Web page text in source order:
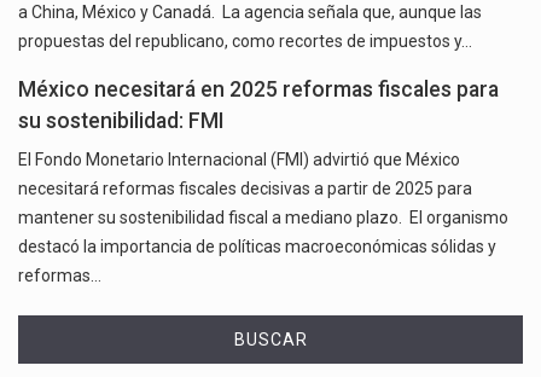
a China, México y Canadá. La agencia señala que, aunque las
propuestas del republicano, como recortes de impuestos y…
México necesitará en 2025 reformas fiscales para
su sostenibilidad: FMI
El Fondo Monetario Internacional (FMI) advirtió que México
necesitará reformas fiscales decisivas a partir de 2025 para
mantener su sostenibilidad fiscal a mediano plazo. El organismo
destacó la importancia de políticas macroeconómicas sólidas y
reformas…
BUSCAR